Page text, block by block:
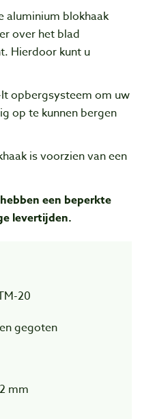
aluminium blokhaak
over het blad
Hierdoor kunt u
opbergsysteem om uw
op te kunnen bergen
is voorzien van een
een beperkte
levertijden.
20
gegoten
mm